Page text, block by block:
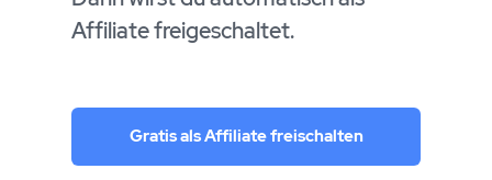
Affiliate freigeschaltet.
Gratis als Affiliate freischalten